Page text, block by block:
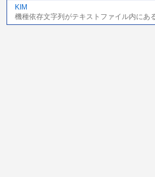
KIM
機種依存文字列がテキストファイル内にあ